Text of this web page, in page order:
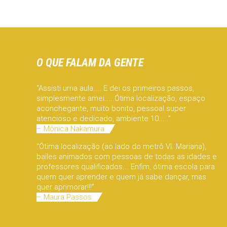
O QUE FALAM DA GENTE
“Assisti uma aula.... E dei os primeiros passos,
simplesmente amei.....Ótima localização, espaço
aconchegante, muito bonito, pessoal super
atencioso e dedicado, ambiente 10.....”
– Mônica Nakamura
“Ótima localização (ao lado do metrô Vl. Mariana),
bailes animados com pessoas de todas as idades e
professores qualificados... Enfim, ótima escola para
quem quer aprender e quem já sabe dançar, mas
quer aprimorar!!!”
– Maura Passos